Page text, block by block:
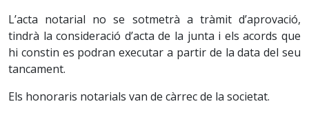
L’acta notarial no se sotmetrà a tràmit d’aprovació,
tindrà la consideració d’acta de la junta i els acords que
hi constin es podran executar a partir de la data del seu
tancament.
Els honoraris notarials van de càrrec de la societat.